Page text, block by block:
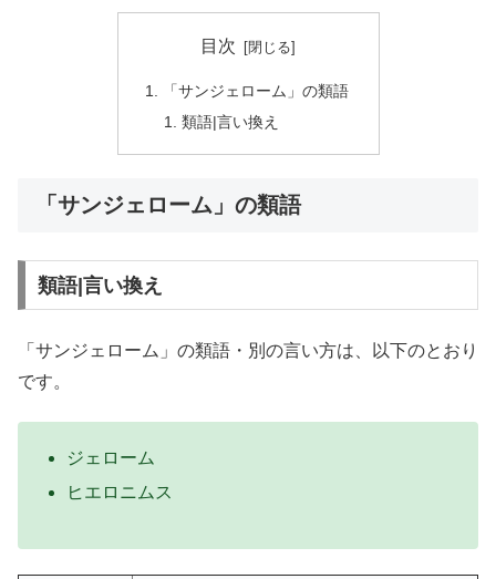
目次
「サンジェローム」の類語
類語|言い換え
「サンジェローム」の類語
類語|言い換え
「サンジェローム」の類語・別の言い方は、以下のとおり
です。
ジェローム
ヒエロニムス